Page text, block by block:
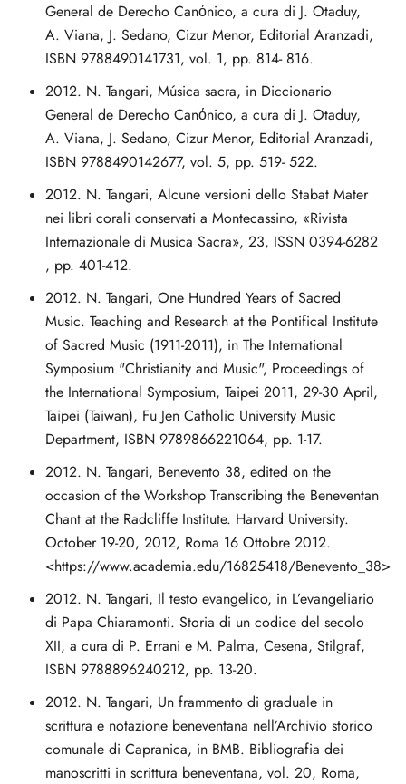
General de Derecho Canόnico, a cura di J. Otaduy,
A. Viana, J. Sedano, Cizur Menor, Editorial Aranzadi,
ISBN 9788490141731, vol. 1, pp. 814- 816.
2012. N. Tangari, Música sacra, in Diccionario
General de Derecho Canόnico, a cura di J. Otaduy,
A. Viana, J. Sedano, Cizur Menor, Editorial Aranzadi,
ISBN 9788490142677, vol. 5, pp. 519- 522.
2012. N. Tangari, Alcune versioni dello Stabat Mater
nei libri corali conservati a Montecassino, «Rivista
Internazionale di Musica Sacra», 23, ISSN 0394-6282
, pp. 401-412.
2012. N. Tangari, One Hundred Years of Sacred
Music. Teaching and Research at the Pontifical Institute
of Sacred Music (1911-2011), in The International
Symposium "Christianity and Music", Proceedings of
the International Symposium, Taipei 2011, 29-30 April,
Taipei (Taiwan), Fu Jen Catholic University Music
Department, ISBN 9789866221064, pp. 1-17.
2012. N. Tangari, Benevento 38, edited on the
occasion of the Workshop Transcribing the Beneventan
Chant at the Radcliffe Institute. Harvard University.
October 19-20, 2012, Roma 16 Ottobre 2012.
<https://www.academia.edu/16825418/Benevento_38>
2012. N. Tangari, Il testo evangelico, in L’evangeliario
di Papa Chiaramonti. Storia di un codice del secolo
XII, a cura di P. Errani e M. Palma, Cesena, Stilgraf,
ISBN 9788896240212, pp. 13-20.
2012. N. Tangari, Un frammento di graduale in
scrittura e notazione beneventana nell’Archivio storico
comunale di Capranica, in BMB. Bibliografia dei
manoscritti in scrittura beneventana, vol. 20, Roma,